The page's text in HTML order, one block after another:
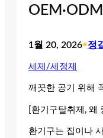
1월 20, 2026•정
세제/세정제
깨끗한 공기 위해
[환기구탈취제, 왜
환기구는 집이나